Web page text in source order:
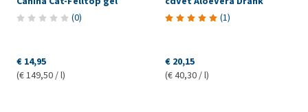
(0)
€ 14,95
(€ 149,50 / l)
(1)
€ 20,15
(€ 40,30 / l)